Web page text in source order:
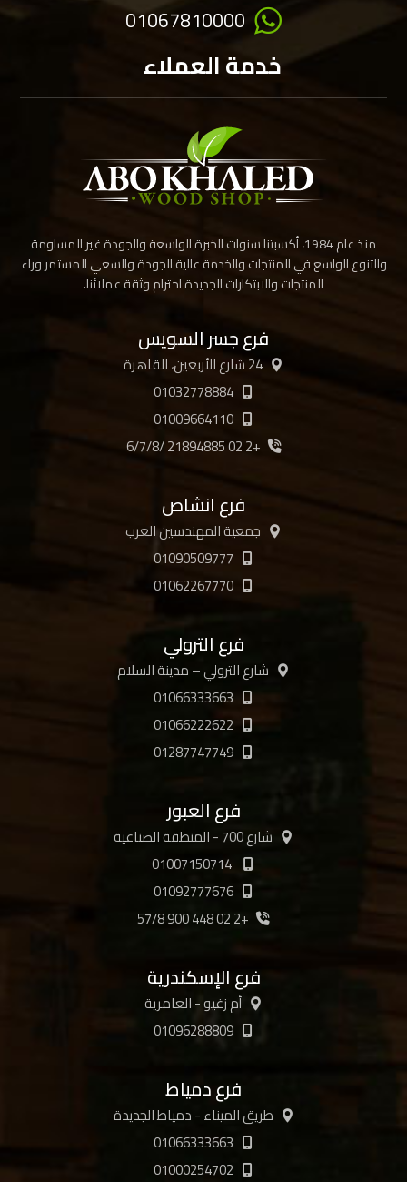
01067810000
خدمة العملاء
منذ عام 1984، أكسبتنا سنوات الخبرة الواسعة والجودة غير المساومة
والتنوع الواسع في المنتجات والخدمة عالية الجودة والسعي المستمر وراء
المنتجات والابتكارات الجديدة احترام وثقة عملائنا.
فرع جسر السويس
24 شارع الأربعين، القاهرة
01032778884
01009664110
+2 02 21894885 /6/7/8
فرع انشاص
جمعية المهندسين العرب
01090509777
01062267770
فرع الترولي
شارع الترولي – مدينة السلام
01066333663
01066222622
01287747749
فرع العبور
شارع 700 - المنطقة الصناعية
01092777676
+2 02 448 900 57/8
فرع الإسكندرية
أم زغيو - العامرية
01096288809
فرع دمياط
طريق الميناء - دمياط الجديدة
01066333663
01000254702